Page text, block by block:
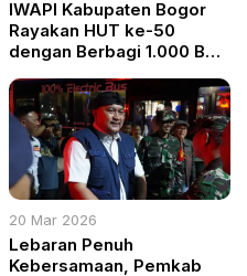
IWAPI Kabupaten Bogor
Rayakan HUT ke-50
dengan Berbagi 1.000 Box
ODGJ dan Anak
Berkebutuhan Khusus
20 Mar 2026
Lebaran Penuh
Kebersamaan, Pemkab